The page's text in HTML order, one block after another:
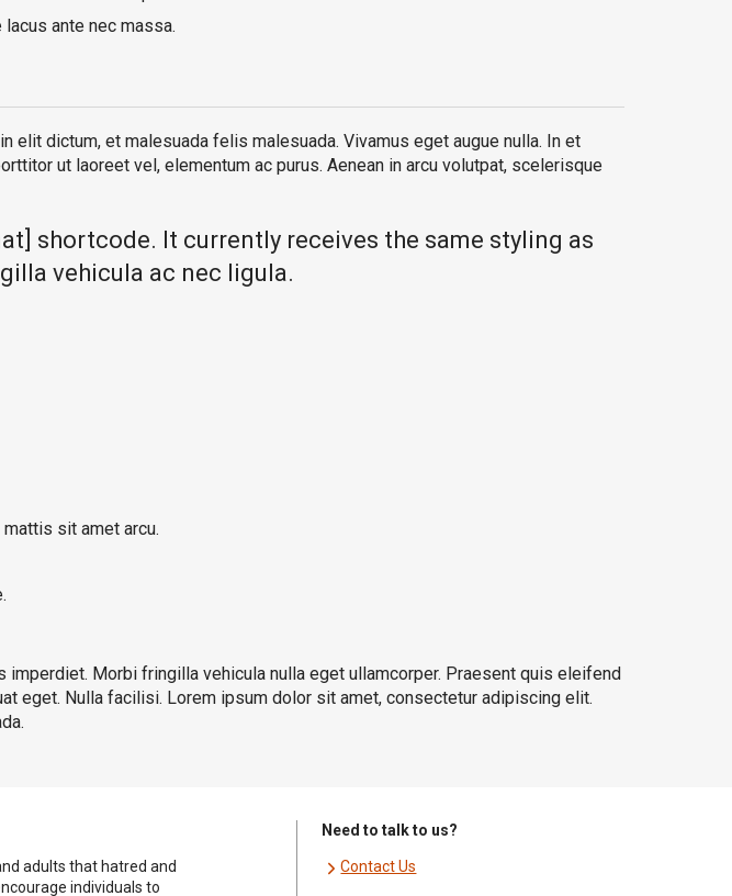
ante nec massa.
elit dictum, et malesuada felis malesuada. Vivamus eget augue nulla. In et
ut laoreet vel, elementum ac purus. Aenean in arcu volutpat, scelerisque
shortcode. It currently receives the same styling as
vehicula ac nec ligula.
sit amet arcu.
Morbi fringilla vehicula nulla eget ullamcorper. Praesent quis eleifend
eget. Nulla facilisi. Lorem ipsum dolor sit amet, consectetur adipiscing elit.
adults that hatred and
individuals to
Need to talk to us?
Contact Us